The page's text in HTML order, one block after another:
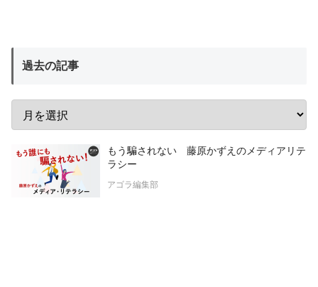
過去の記事
もう騙されない 藤原かずえのメディアリテ
ラシー
アゴラ編集部